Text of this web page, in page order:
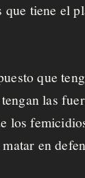
tiene el
que
las
los
en